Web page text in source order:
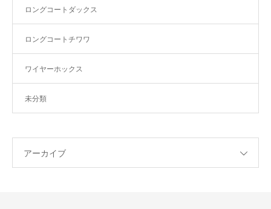
ロングコートダックス
ロングコートチワワ
ワイヤーホックス
未分類
アーカイブ